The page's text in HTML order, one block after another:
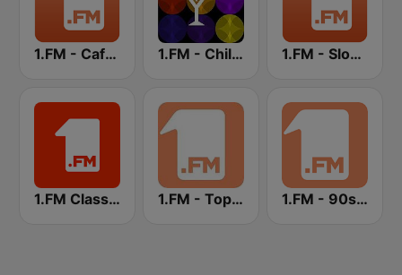
1.FM - Cafe Radio 1.FM - Chillout Lounge 1.FM - Slow Jamz
1.FM Classic Rock 1.FM - Top 40 1.FM - 90s RnB